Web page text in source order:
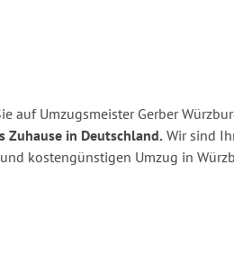
auf Umzugsmeister Gerber
Zuhause in Deutschland. Wir sind
kostengünstigen Umzug in